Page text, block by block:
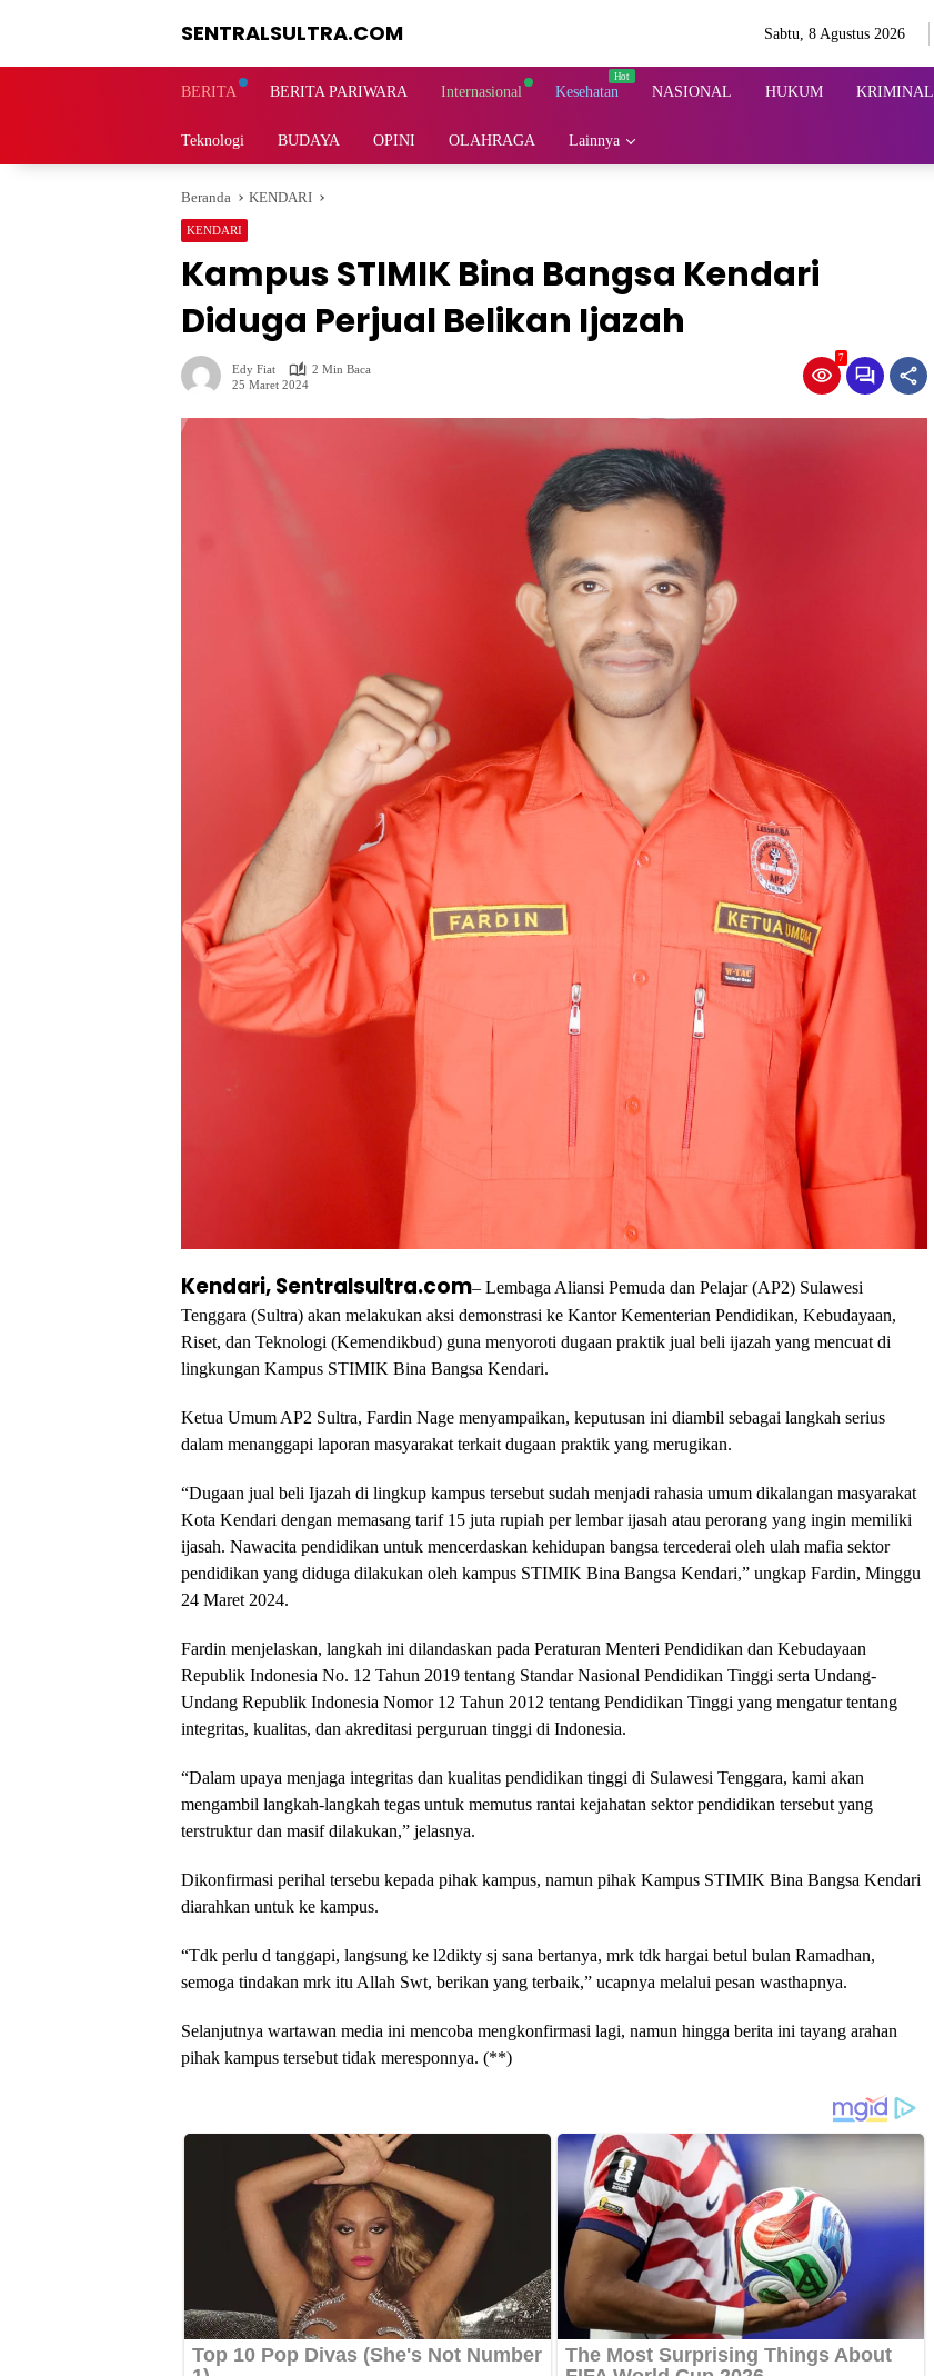
SENTRALSULTRA.COM Sabtu, 8 Agustus 2026
BERITA BERITA PARIWARA Internasional Kesehatan NASIONAL HUKUM KRIMINAL
Teknologi BUDAYA OPINI OLAHRAGA Lainnya
Beranda KENDARI
KENDARI
Kampus STIMIK Bina Bangsa Kendari
Diduga Perjual Belikan Ijazah
Edy Fiat
2 Min Baca
25 Maret 2024
7
Kendari, Sentralsultra.com– Lembaga Aliansi Pemuda dan Pelajar (AP2) Sulawesi
Tenggara (Sultra) akan melakukan aksi demonstrasi ke Kantor Kementerian Pendidikan, Kebudayaan,
Riset, dan Teknologi (Kemendikbud) guna menyoroti dugaan praktik jual beli ijazah yang mencuat di
lingkungan Kampus STIMIK Bina Bangsa Kendari.
Ketua Umum AP2 Sultra, Fardin Nage menyampaikan, keputusan ini diambil sebagai langkah serius
dalam menanggapi laporan masyarakat terkait dugaan praktik yang merugikan.
“Dugaan jual beli Ijazah di lingkup kampus tersebut sudah menjadi rahasia umum dikalangan masyarakat
Kota Kendari dengan memasang tarif 15 juta rupiah per lembar ijasah atau perorang yang ingin memiliki
ijasah. Nawacita pendidikan untuk mencerdaskan kehidupan bangsa tercederai oleh ulah mafia sektor
pendidikan yang diduga dilakukan oleh kampus STIMIK Bina Bangsa Kendari,” ungkap Fardin, Minggu
24 Maret 2024.
Fardin menjelaskan, langkah ini dilandaskan pada Peraturan Menteri Pendidikan dan Kebudayaan
Republik Indonesia No. 12 Tahun 2019 tentang Standar Nasional Pendidikan Tinggi serta Undang-
Undang Republik Indonesia Nomor 12 Tahun 2012 tentang Pendidikan Tinggi yang mengatur tentang
integritas, kualitas, dan akreditasi perguruan tinggi di Indonesia.
“Dalam upaya menjaga integritas dan kualitas pendidikan tinggi di Sulawesi Tenggara, kami akan
mengambil langkah-langkah tegas untuk memutus rantai kejahatan sektor pendidikan tersebut yang
terstruktur dan masif dilakukan,” jelasnya.
Dikonfirmasi perihal tersebu kepada pihak kampus, namun pihak Kampus STIMIK Bina Bangsa Kendari
diarahkan untuk ke kampus.
“Tdk perlu d tanggapi, langsung ke l2dikty sj sana bertanya, mrk tdk hargai betul bulan Ramadhan,
semoga tindakan mrk itu Allah Swt, berikan yang terbaik,” ucapnya melalui pesan wasthapnya.
Selanjutnya wartawan media ini mencoba mengkonfirmasi lagi, namun hingga berita ini tayang arahan
pihak kampus tersebut tidak meresponnya. (**)